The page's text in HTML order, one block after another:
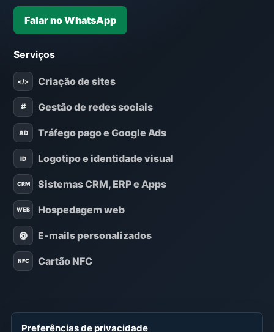
Falar no WhatsApp
Serviços
Criação de sites
Gestão de redes sociais
Tráfego pago e Google Ads
Logotipo e identidade visual
Sistemas CRM, ERP e Apps
Hospedagem web
E-mails personalizados
Cartão NFC
Preferências de privacidade